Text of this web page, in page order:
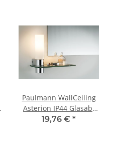
Paulmann WallCeiling
Asterion IP44 Glasab.
LED 4,5W 425mm
19,76 € *